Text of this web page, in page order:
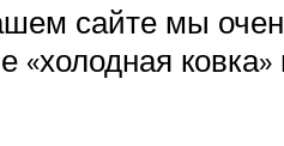
сайте мы